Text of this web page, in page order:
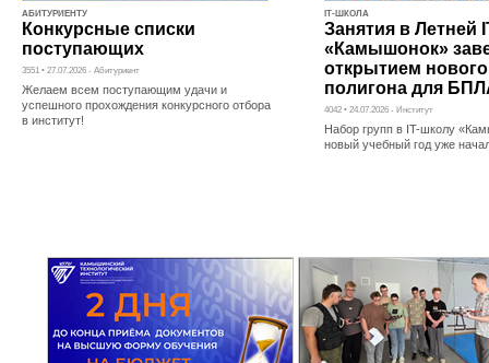
АБИТУРИЕНТУ
Конкурсные списки
поступающих
3551 • 27.07.2026 - Абитуриент
Желаем всем поступающим удачи и
успешного прохождения конкурсного отбора
в институт!
IT-ШКОЛА
Занятия в Летней
«Камышонок»
открытием
полигона для
4042 • 24.07.2026 - Институт
Набор групп в IT-школу
новый учебный год уже